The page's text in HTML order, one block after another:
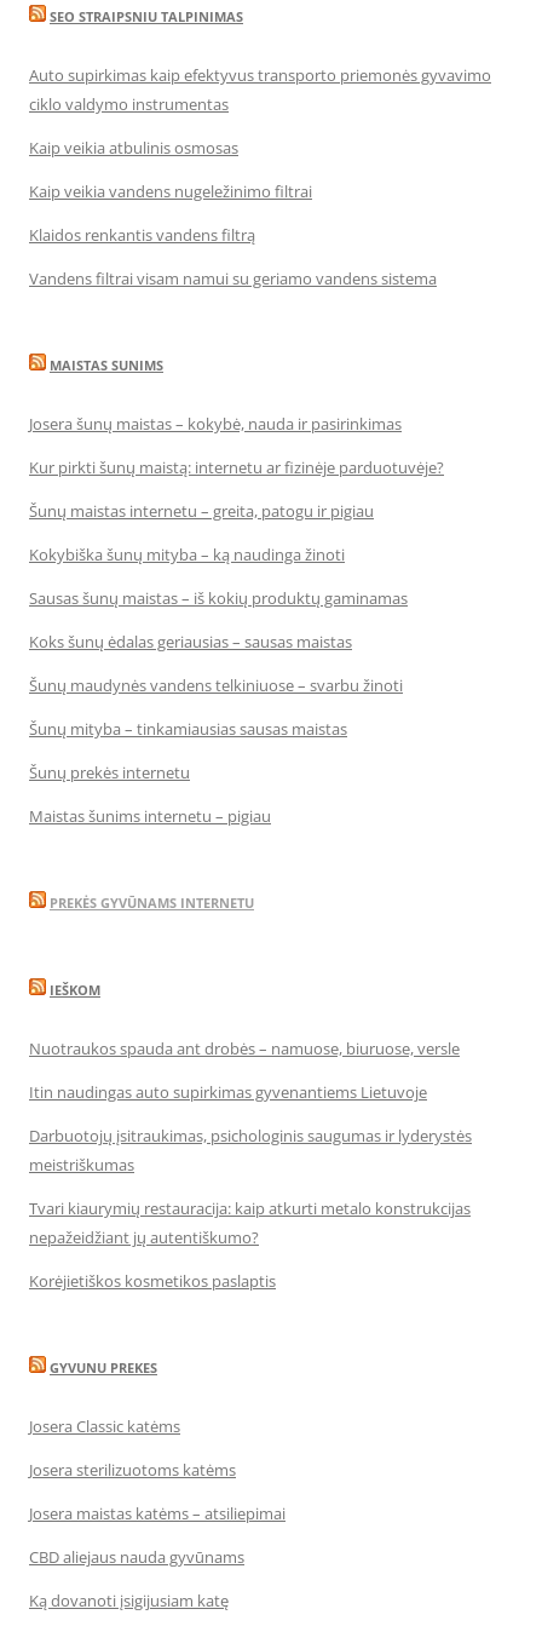
SEO STRAIPSNIU TALPINIMAS
Auto supirkimas kaip efektyvus transporto priemonės gyvavimo
ciklo valdymo instrumentas
Kaip veikia atbulinis osmosas
Kaip veikia vandens nugeležinimo filtrai
Klaidos renkantis vandens filtrą
Vandens filtrai visam namui su geriamo vandens sistema
MAISTAS SUNIMS
Josera šunų maistas – kokybė, nauda ir pasirinkimas
Kur pirkti šunų maistą: internetu ar fizinėje parduotuvėje?
Šunų maistas internetu – greita, patogu ir pigiau
Kokybiška šunų mityba – ką naudinga žinoti
Sausas šunų maistas – iš kokių produktų gaminamas
Koks šunų ėdalas geriausias – sausas maistas
Šunų maudynės vandens telkiniuose – svarbu žinoti
Šunų mityba – tinkamiausias sausas maistas
Šunų prekės internetu
Maistas šunims internetu – pigiau
PREKĖS GYVŪNAMS INTERNETU
IEŠKOM
Nuotraukos spauda ant drobės – namuose, biuruose, versle
Itin naudingas auto supirkimas gyvenantiems Lietuvoje
Darbuotojų įsitraukimas, psichologinis saugumas ir lyderystės
meistriškumas
Tvari kiaurymių restauracija: kaip atkurti metalo konstrukcijas
nepažeidžiant jų autentiškumo?
Korėjietiškos kosmetikos paslaptis
GYVUNU PREKES
Josera Classic katėms
Josera sterilizuotoms katėms
Josera maistas katėms – atsiliepimai
CBD aliejaus nauda gyvūnams
Ką dovanoti įsigijusiam katę